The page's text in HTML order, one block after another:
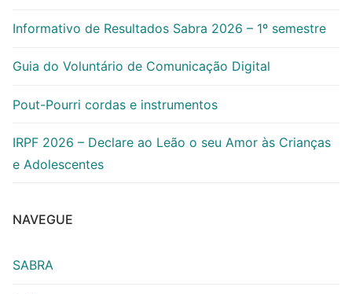
Informativo de Resultados Sabra 2026 – 1º semestre
Guia do Voluntário de Comunicação Digital
Pout-Pourri cordas e instrumentos
IRPF 2026 – Declare ao Leão o seu Amor às Crianças
e Adolescentes
NAVEGUE
SABRA